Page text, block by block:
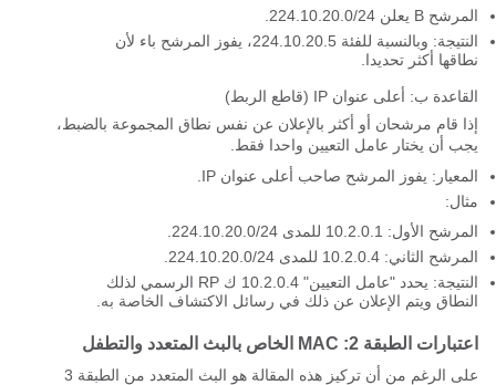
المرشح B يعلن 224.10.20.0/24.
النتيجة: وبالنسبة للفئة 224.10.20.5، يفوز المرشح باء لأن
نطاقها أكثر تحديدا.
القاعدة ب: أعلى عنوان IP (قاطع الربط)
إذا قام مرشحان أو أكثر بالإعلان عن نفس نطاق المجموعة بالضبط،
يجب أن يختار عامل التعيين واحدا فقط.
المعيار: يفوز المرشح صاحب أعلى عنوان IP.
مثال:
المرشح الأول: 10.2.0.1 للمدى 224.10.20.0/24.
المرشح الثاني: 10.2.0.4 للمدى 224.10.20.0/24.
النتيجة: يحدد "عامل التعيين" 10.2.0.4 ك RP الرسمي لذلك
النطاق ويتم الإعلان عن ذلك في رسائل الاكتشاف الخاصة به.
اعتبارات الطبقة 2: MAC الخاص بالبث المتعدد والتطفل
على الرغم من أن تركيز هذه المقالة هو البث المتعدد من الطبقة 3